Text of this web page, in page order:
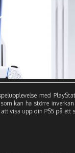
med
kan ha större
visa upp din PS5 på ett